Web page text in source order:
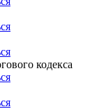
кодекса